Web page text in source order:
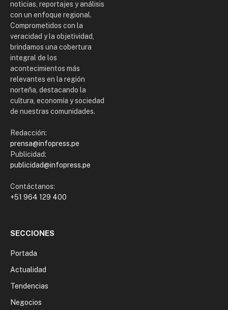
noticias, reportajes y análisis
con un enfoque regional.
Comprometidos con la
veracidad y la objetividad,
brindamos una cobertura
integral de los
acontecimientos más
relevantes en la región
norteña, destacando la
cultura, economía y sociedad
de nuestras comunidades.
Redacción:
prensa@infopress.pe
Publicidad:
publicidad@infopress.pe
Contáctanos:
+51 964 129 400
SECCIONES
Portada
Actualidad
Tendencias
Negocios